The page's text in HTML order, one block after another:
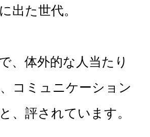
出た世代。
、体外的な人当たり
コミュニケーション
、評されています。